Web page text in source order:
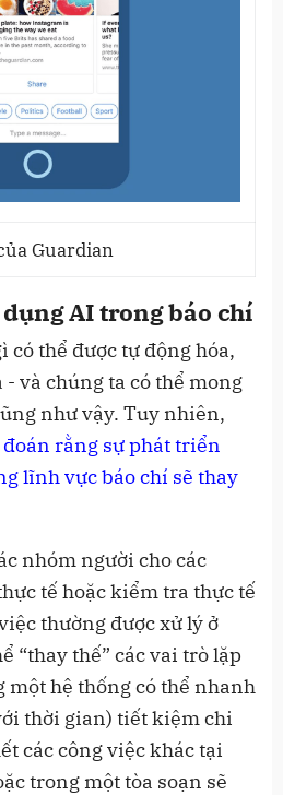
Guardian
AI trong báo chí
có thể được tự động hóa,
- và chúng ta có thể mong
như vậy. Tuy nhiên,
rằng sự phát triển
lĩnh vực báo chí sẽ thay
nhóm người cho các
tế hoặc kiểm tra thực tế
thường được xử lý ở
“thay thế” các vai trò lặp
một hệ thống có thể nhanh
thời gian) tiết kiệm chi
các công việc khác tại
trong một tòa soạn sẽ